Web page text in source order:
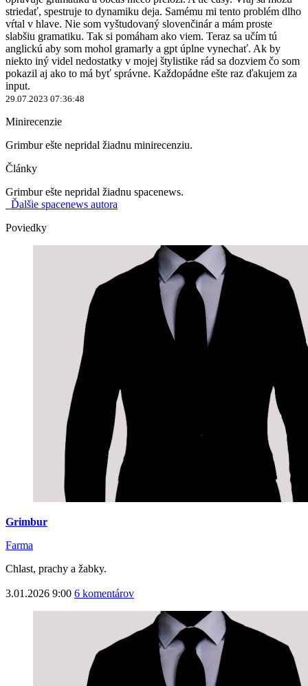
striedať, spestruje to dynamiku deja. Samému mi tento problém dlho
vŕtal v hlave. Nie som vyštudovaný slovenčinár a mám proste
slabšiu gramatiku. Tak si pomáham ako viem. Teraz sa učím tú
anglickú aby som mohol gramarly a gpt úplne vynechať. Ak by
niekto iný videl nedostatky v mojej štylistike rád sa dozviem čo som
pokazil aj ako to má byť správne. Každopádne ešte raz ďakujem za
input.
29.07.2023 07:36:48
Minirecenzie
Grimbur ešte nepridal žiadnu minirecenziu.
Články
Grimbur ešte nepridal žiadnu spacenews.
Ďalšie spacenews autora
Poviedky
Grimbur
Farma
Chlast, prachy a žabky.
3.01.2026 9:00 6 komentárov